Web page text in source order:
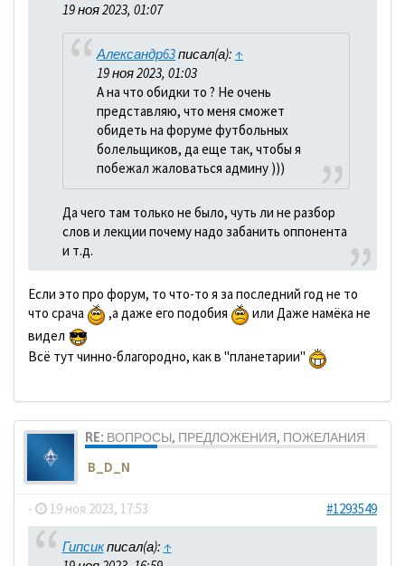
19 ноя 2023, 01:07
Александр63писал(а): ↑
19 ноя 2023, 01:03
А на что обидки то ? Не очень
представляю, что меня сможет
обидеть на форуме футбольных
болельщиков, да еще так, чтобы я
побежал жаловаться админу )))
Да чего там только не было, чуть ли не разбор
слов и лекции почему надо забанить оппонента
и т.д.
Если это про форум, то что-то я за последний год не то
что срача
,а даже его подобия
или Даже намёка не
видел
Всё тут чинно-благородно, как в "планетарии"
RE: ВОПРОСЫ, ПРЕДЛОЖЕНИЯ, ПОЖЕЛАНИЯ
B_D_N
- 19 ноя 2023, 17:53 #1293549
Гипсикписал(а): ↑